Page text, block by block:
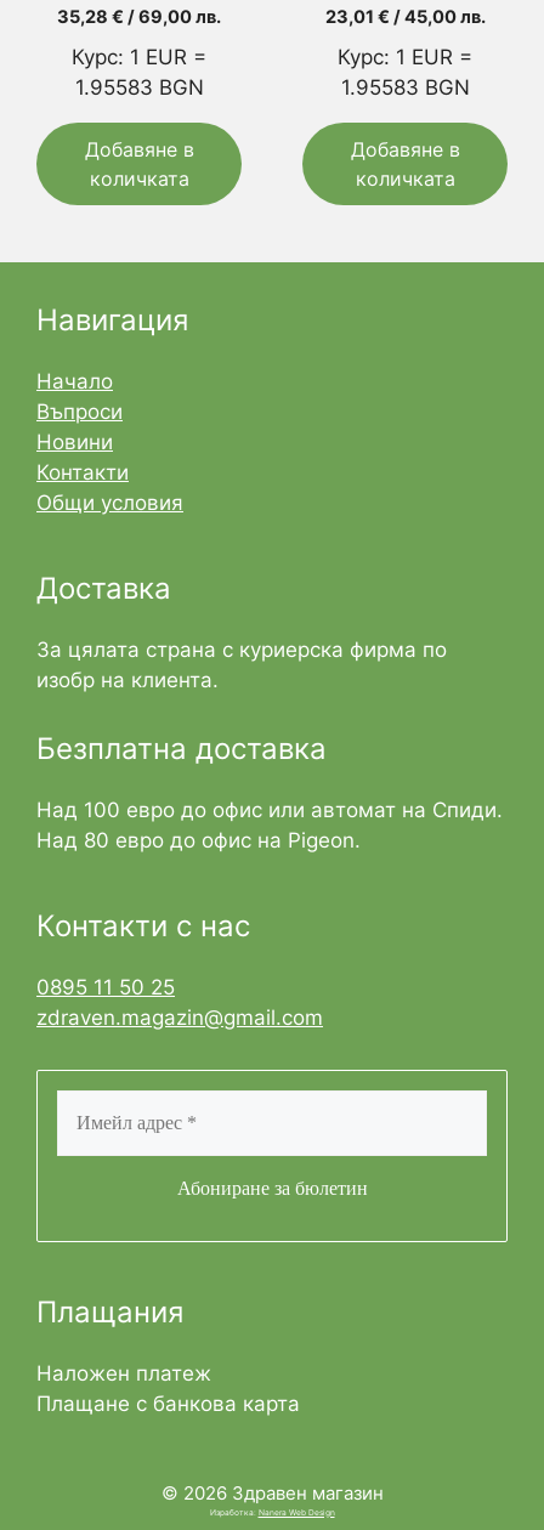
35,28 € / 69,00 лв.
Курс: 1 EUR =
1.95583 BGN
Добавяне в
количката
23,01 € / 45,00 лв.
Курс: 1 EUR =
1.95583 BGN
Добавяне в
количката
Навигация
Начало
Въпроси
Новини
Контакти
Общи условия
Доставка
За цялата страна с куриерска фирма по
изобр на клиента.
Безплатна доставка
Над 100 евро до офис или автомат на Спиди.
Над 80 евро до офис на Pigeon.
Контакти с нас
0895 11 50 25
zdraven.magazin@gmail.com
Плащания
Наложен платеж
Плащане с банкова карта
© 2026 Здравен магазин
Изработка: Nanera Web Design